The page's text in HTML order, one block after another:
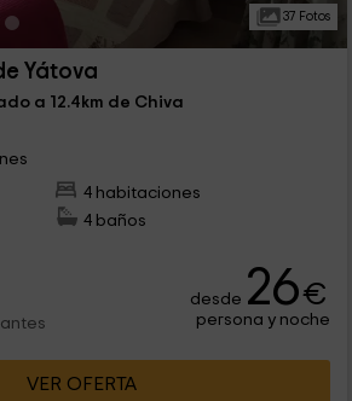
37 Fotos
Yátova
a 12.4km de Chiva
4 habitaciones
4 baños
desde 26€
persona y noche
VER OFERTA